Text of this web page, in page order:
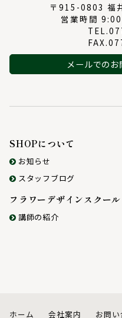
〒915-0803 福
営業時間
メールでの
SHOPについて
お知らせ
スタッフブログ
フラワーデザインスクール
講師の紹介
ホーム 会社案内 お問い